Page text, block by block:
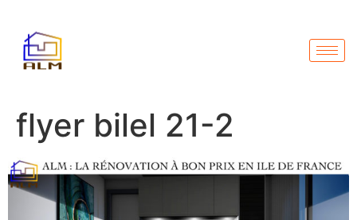
flyer bilel 21-2